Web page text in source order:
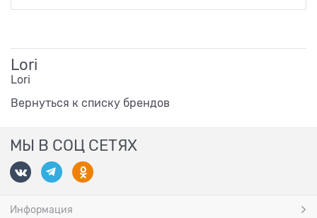
Lori
Lori
Вернуться к списку брендов
МЫ В СОЦ СЕТЯХ
Информация